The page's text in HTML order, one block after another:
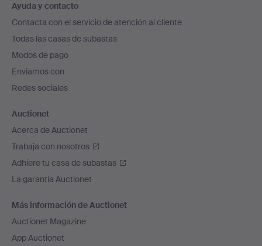
en
el
pie
de
página
Ayuda y contacto
Contacta con el servicio de atención al cliente
Todas las casas de subastas
Modos de pago
Enviamos con
Redes sociales
Auctionet
Acerca de Auctionet
Trabaja con nosotros
Adhiere tu casa de subastas
La garantía Auctionet
Más información de Auctionet
Auctionet Magazine
App Auctionet